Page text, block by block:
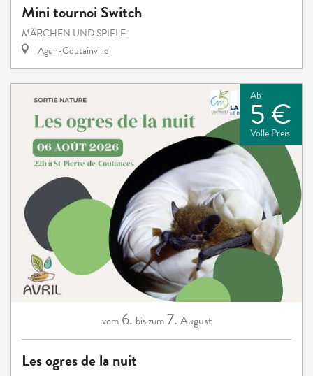
Mini tournoi Switch
MÄRCHEN UND SPIELE
Agon-Coutainville
Ab
5 €
Volle Preis
vom 6. bis zum 7. August
Les ogres de la nuit